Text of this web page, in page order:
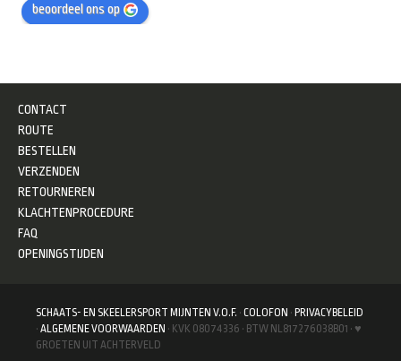
beoordeel ons op
CONTACT
ROUTE
BESTELLEN
VERZENDEN
RETOURNEREN
KLACHTENPROCEDURE
FAQ
OPENINGSTIJDEN
SCHAATS- EN SKEELERSPORT MIJNTEN V.O.F. · COLOFON · PRIVACYBELEID
· ALGEMENE VOORWAARDEN · KVK 08074336 · BTW NL817276038B01 · ♥
GROETEN UIT ACHTERVELD